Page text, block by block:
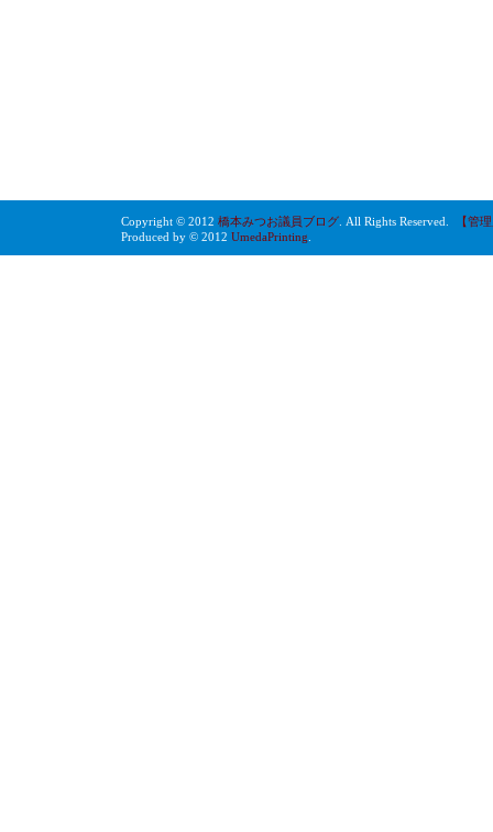
Copyright © 2012 橋本みつお議員ブログ . All Rights Reserved.
【管
Produced by © 2012 UmedaPrinting